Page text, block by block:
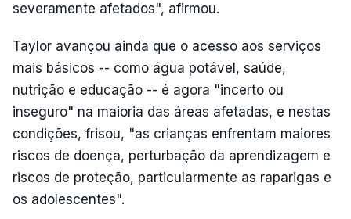
severamente afetados", afirmou.
Taylor avançou ainda que o acesso aos serviços
mais básicos -- como água potável, saúde,
nutrição e educação -- é agora "incerto ou
inseguro" na maioria das áreas afetadas, e nestas
condições, frisou, "as crianças enfrentam maiores
riscos de doença, perturbação da aprendizagem e
riscos de proteção, particularmente as raparigas e
os adolescentes".